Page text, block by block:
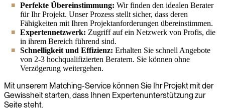
Perfekte Übereinstimmung: Wir finden den idealen Berater
für Ihr Projekt. Unser Prozess stellt sicher, dass deren
Fähigkeiten mit Ihren Projektanforderungen übereinstimmen.
Expertennetzwerk: Zugriff auf ein Netzwerk von Profis, die
in ihrem Bereich führend sind.
Schnelligkeit und Effizienz: Erhalten Sie schnell Angebote
von 2-3 hochqualifizierten Beratern. Sie können ohne
Verzögerung weitergehen.
Mit unserem Matching-Service können Sie Ihr Projekt mit der
Gewissheit starten, dass Ihnen Expertenunterstützung zur
Seite steht.